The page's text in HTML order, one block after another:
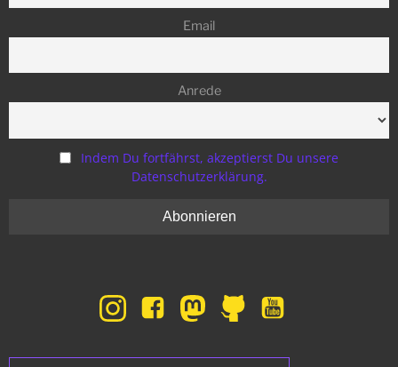
Email
Anrede
Indem Du fortfährst, akzeptierst Du unsere
Datenschutzerklärung.